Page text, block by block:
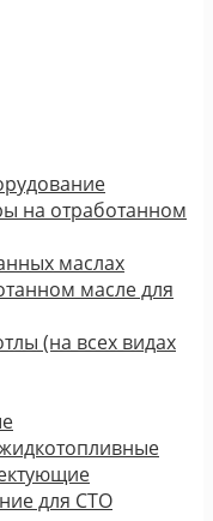
на отработанном
маслах
масле для
(на всех видах
для СТО